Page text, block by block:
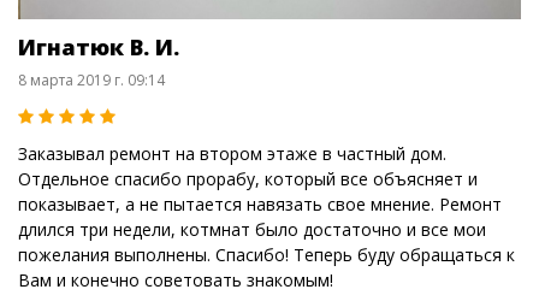
Игнатюк В. И.
8 марта 2019 г. 09:14
Заказывал ремонт на втором этаже в частный дом.
Отдельное спасибо прорабу, который все объясняет и
показывает, а не пытается навязать свое мнение. Ремонт
длился три недели, котмнат было достаточно и все мои
пожелания выполнены. Спасибо! Теперь буду обращаться к
Вам и конечно советовать знакомым!